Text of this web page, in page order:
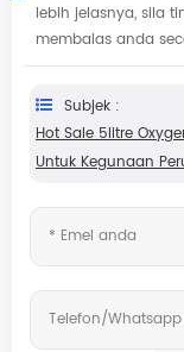
lebih jelasnya, sila
membalas anda
Subjek :
Hot Sale 5litre
Untuk Kegunaan